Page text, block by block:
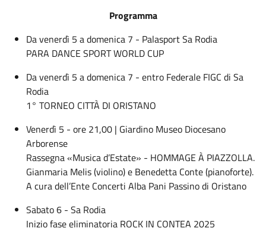
Programma
Da venerdì 5 a domenica 7 - Palasport Sa Rodia
PARA DANCE SPORT WORLD CUP
Da venerdì 5 a domenica 7 - entro Federale FIGC di Sa
Rodia
1° TORNEO CITTÀ DI ORISTANO
Venerdì 5 - ore 21,00 | Giardino Museo Diocesano
Arborense
Rassegna «Musica d’Estate» - HOMMAGE À PIAZZOLLA.
Gianmaria Melis (violino) e Benedetta Conte (pianoforte).
A cura dell’Ente Concerti Alba Pani Passino di Oristano
Sabato 6 - Sa Rodia
Inizio fase eliminatoria ROCK IN CONTEA 2025